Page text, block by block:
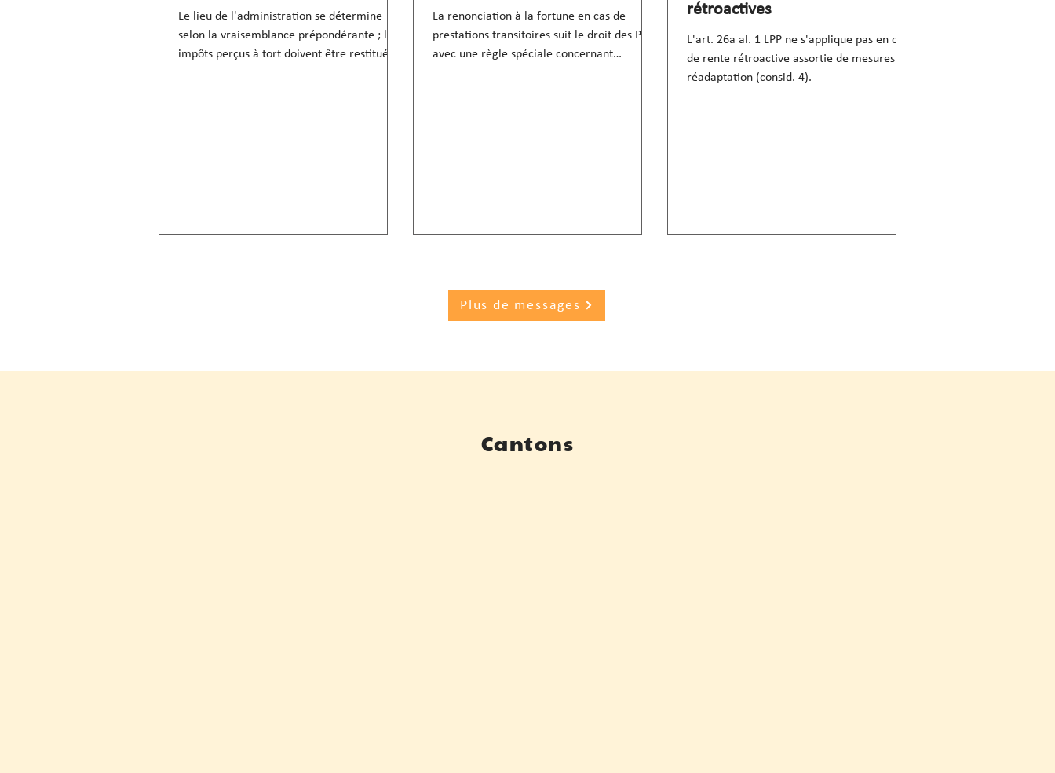
Le lieu de l'administration se détermine
selon la vraisemblance prépondérante ; les
impôts perçus à tort doivent être restitués
La renonciation à la fortune en cas de
prestations transitoires suit le droit des PC,
avec une règle spéciale concernant
rétroactives
L'art. 26a al. 1 LPP ne s'applique pas en cas
de rente rétroactive assortie de mesures de
réadaptation (consid. 4).
Plus de messages
Cantons